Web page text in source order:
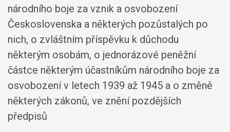
národního boje za vznik a osvobození
Československa a některých pozůstalých po
nich, o zvláštním příspěvku k důchodu
některým osobám, o jednorázové peněžní
částce některým účastníkům národního boje za
osvobození v letech 1939 až 1945 a o změně
některých zákonů, ve znění pozdějších
předpisů